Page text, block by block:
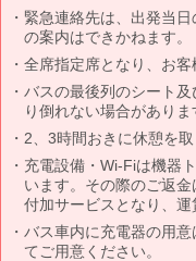
緊急連絡先は、出発当
の案内はできかねます。
全席指定席となり、お客
バスの最後列のシート
り倒れない場合がありま
2、3時間おきに休憩を取
充電設備・Wi-Fiは機器
います。その際のご返
付加サービスとなり、運
バス車内に充電器の用
てご用意ください。